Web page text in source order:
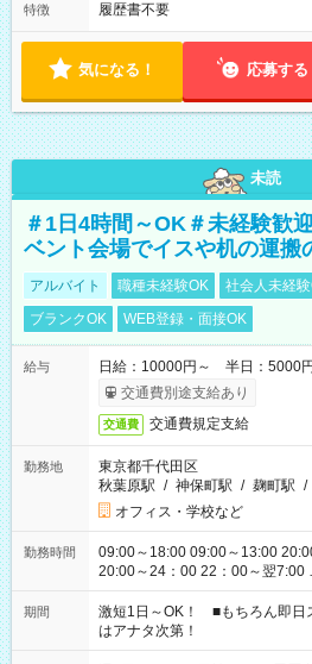
特徴 履歴書不要
気になる！ 応募する
未読
＃1日4時間～OK＃未経験歓
ベント会場でイスや机の運搬
アルバイト 職種未経験OK 社会人未経
ブランクOK
WEB登録・面接OK
給与
日給：10000円～ 半日：5000
交通費別途支給あり
交通費 交通費規定支給
勤務地
東京都千代田区
秋葉原駅 / 神保町駅 / 麹町駅 /
オフィス・学校など
勤務時間
09:00～18:00 09:00～13:00
20:00～24：00 22：00～翌7:00 …な
シフトもございます！ お気軽に
期間
激短1日～OK！ ■もちろん即
はアナタ次第！